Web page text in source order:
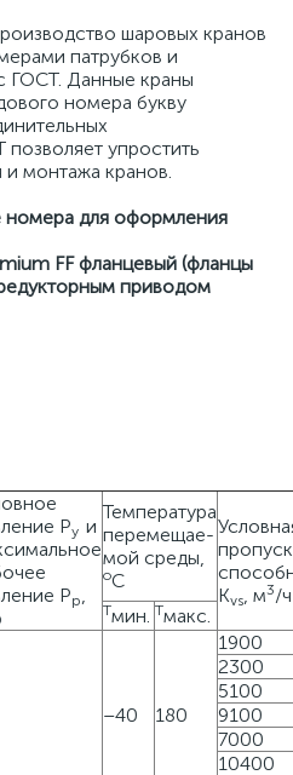
шаровых кранов
патрубков и
ГОСТ. Данные краны
номера букву
упростить
монтажа кранов.
для оформления
FF фланцевый (фланцы
приводом
Ру и
Рр,
Температура
перемещае-
мой среды,
оС
Kvs, м3/ч
Тмин. Тмакс.
–40 180
1900
2300
5100
9100
7000
10400